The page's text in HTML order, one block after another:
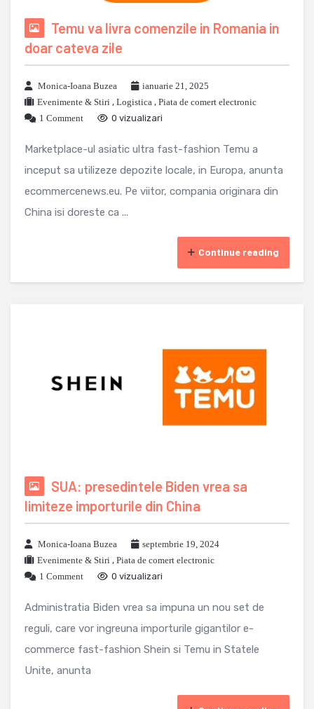
Temu va livra comenzile in Romania in
doar cateva zile
Monica-Ioana Buzea
ianuarie 21, 2025
Evenimente & Stiri , Logistica , Piata de comert electronic
1 Comment
0 vizualizari
Marketplace-ul asiatic ultra fast-fashion Temu a
inceput sa utilizeze depozite locale, in Europa, anunta
ecommercenews.eu. Pe viitor, compania originara din
China isi doreste ca ...
Continue reading
SUA: presedintele Biden vrea sa
limiteze importurile din China
Monica-Ioana Buzea
septembrie 19, 2024
Evenimente & Stiri , Piata de comert electronic
1 Comment
0 vizualizari
Administratia Biden vrea sa impuna un nou set de
reguli, care vor ingreuna importurile gigantilor e-
commerce fast-fashion Shein si Temu in Statele
Unite, anunta